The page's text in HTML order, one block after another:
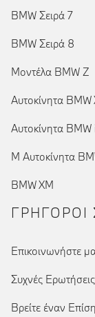
BMW Σειρά 7
BMW Σειρά 8
Μοντέλα BMW Z
Αυτοκίνητα BMW
Αυτοκίνητα BMW
Μ Αυτοκίνητα
BMW XM
ΓΡΉΓΟΡΟΙ
Επικοινωνήστε
Συχνές Ερωτήσεις
Βρείτε έναν